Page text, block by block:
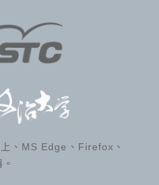
、MS Edge、Firefox、